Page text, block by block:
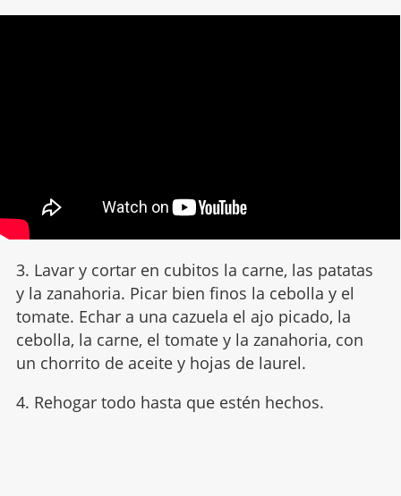
3. Lavar y cortar en cubitos la carne, las patatas
y la zanahoria. Picar bien finos la cebolla y el
tomate. Echar a una cazuela el ajo picado, la
cebolla, la carne, el tomate y la zanahoria, con
un chorrito de aceite y hojas de laurel.
4. Rehogar todo hasta que estén hechos.